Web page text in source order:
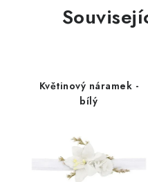
Květinový náramek -
bílý